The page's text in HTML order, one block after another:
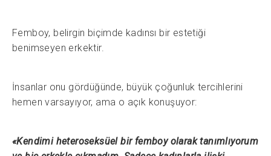
Femboy, belirgin biçimde kadınsı bir estetiği
benimseyen erkektir.
İnsanlar onu gördüğünde, büyük çoğunluk tercihlerini
hemen varsayıyor, ama o açık konuşuyor:
«Kendimi heteroseksüel bir femboy olarak tanımlıyorum